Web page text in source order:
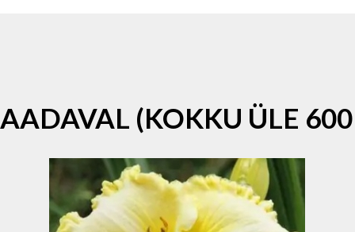
(KOKKU ÜLE